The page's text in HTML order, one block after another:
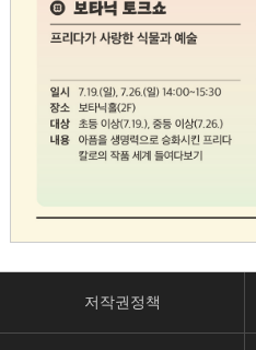
저작권정책